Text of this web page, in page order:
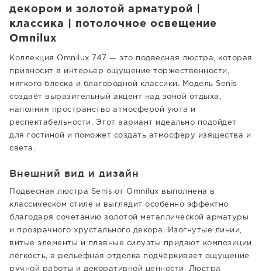
декором и золотой арматурой |
классика | потолочное освещение
Omnilux
Коллекция Omnilux 747 — это подвесная люстра, которая
привносит в интерьер ощущение торжественности,
мягкого блеска и благородной классики. Модель Senis
создаёт выразительный акцент над зоной отдыха,
наполняя пространство атмосферой уюта и
респектабельности. Этот вариант идеально подойдет
для гостиной и поможет создать атмосферу изящества и
света.
Внешний вид и дизайн
Подвесная люстра Senis от Omnilux выполнена в
классическом стиле и выглядит особенно эффектно
благодаря сочетанию золотой металлической арматуры
и прозрачного хрустального декора. Изогнутые линии,
витые элементы и плавные силуэты придают композиции
лёгкость, а рельефная отделка подчёркивает ощущение
ручной работы и декоративной ценности. Люстра